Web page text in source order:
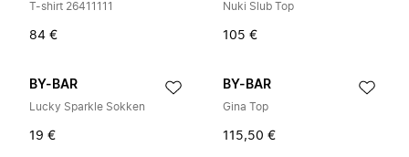
T-shirt 26411111
84 €
Nuki Slub Top
105 €
BY-BAR
Lucky Sparkle Sokken
19 €
BY-BAR
Gina Top
115,50 €